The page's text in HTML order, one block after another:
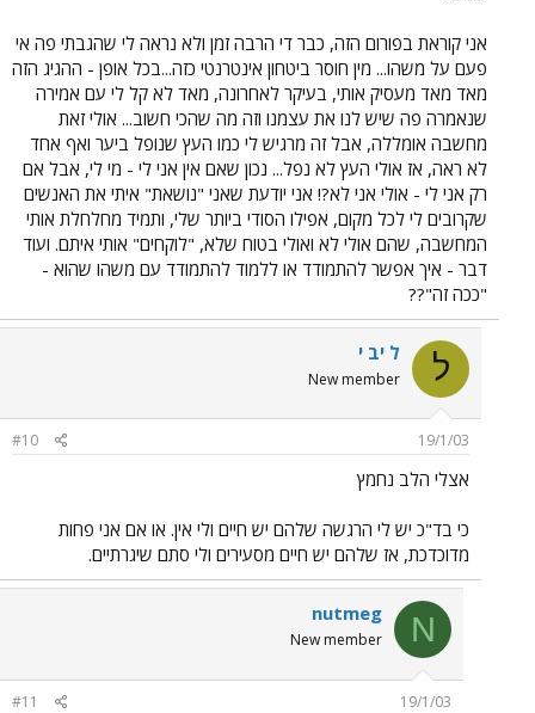
אני קוראת בפורום הזה, כבר די הרבה זמן ולא נראה לי שהגבתי פה אי
פעם על משהו... מין חוסר ביטחון אינטרנטי כזה...בכל אופן - ההגיג הזה
מאד מאד מעסיק אותי, בעיקר לאחרונה, מאד לא קל לי עם אמירה
שנאמרה פה שיש לנו את עצמנו וזה מה שהכי חשוב... אולי זאת
מחשבה אומללה, אבל זה מרגיש לי כמו העץ שנופל ביער ואף אחד
לא ראה, אז אולי העץ לא נפל... נכון שאם אין אני לי - מי לי, אבל אם
רק אני לי - אולי אני לא?! אני יודעת שאני "נושאת" איתי את האנשים
שקרובים לי לכל מקום, אפילו הסודי ביותר שלי, ותמיד מחלחלת אותי
המחשבה, שהם אולי לא ואולי בטוח שלא, "לוקחים" אותי איתם. ועוד
דבר - איך אפשר להתמודד או ללמוד להתמודד עם משהו שהוא -
"ככה זה"??
ל ל יב י
New member
19/1/03
#10
אצלי הלב נחמץ
כי בד"כ יש לי הרגשה שלהם יש חיים ולי אין. או אם אני פחות
מדוכדכת, אז שלהם יש חיים מסעירים ולי סתם שיגרתיים.
N
nutmeg
New member
19/1/03
#11